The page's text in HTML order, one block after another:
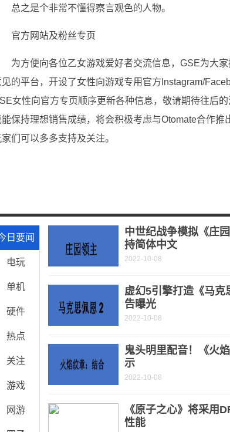
总之是个非常不懂得察言观色的人物。
官方网站及粉丝专页
为方便向各位乙女游戏爱好者交流信息，GSE为大
见的平台，开设了女性向游戏专用官方Instagram/
女性向官方专页顺序更新各种信息，敬请期待往后
能保持理想销售成绩，将会积极考虑与Otomate合作推
们可以多多支持及关注。
日要闻
电玩
单机
硬件
热点
关注
游戏
网游
中世纪战争模拟《庄
持简体中文
2022-10-08
虚幻5引擎打造《马克
告曝光
2022-10-08
鬼头明里配音！《火
示
2022-10-08
《原子之心》将采用
性能